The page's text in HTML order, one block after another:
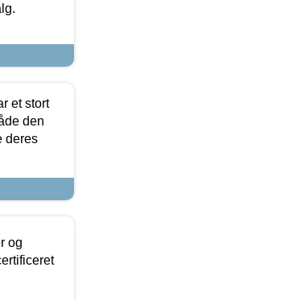
et stort
den
deres
og